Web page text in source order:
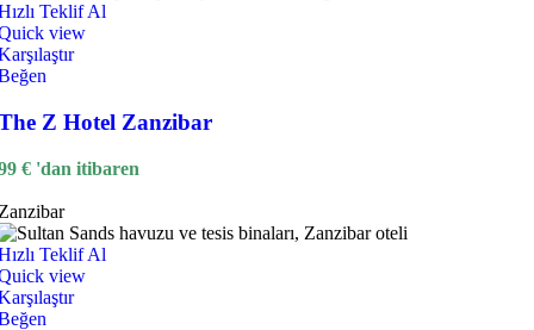
Teklif Al
view
Z Hotel Zanzibar
€ 'dan itibaren
Teklif Al
view